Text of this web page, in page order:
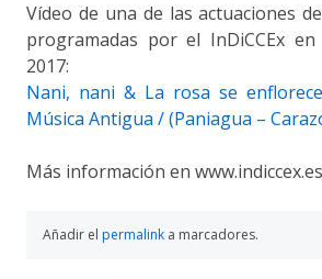
Vídeo de una de las actuaciones
programadas por el InDiCCEx en
2017:
Nani, nani & La rosa se
Música Antigua / (Paniagua –
Más información en www.indiccex.es
Añadir el permalink a marcadores.